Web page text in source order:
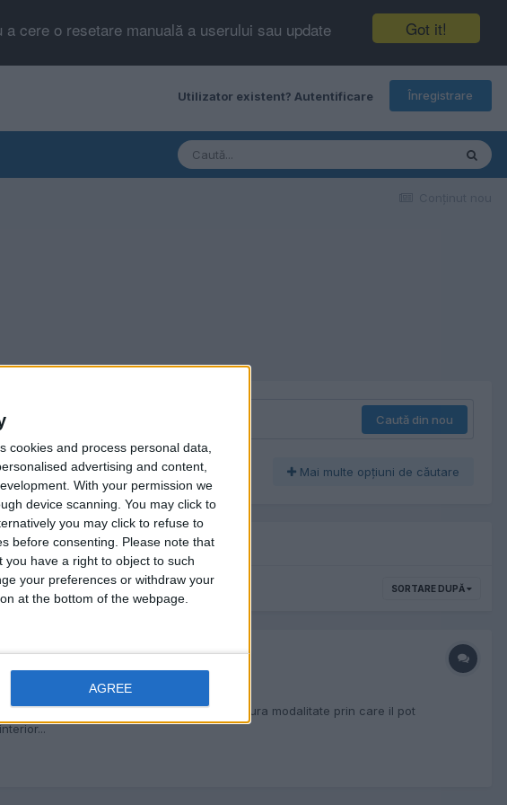
Got it!
cere o resetare manuală a userului sau update
cookies and process personal data,
advertising and content,
With your permission we
device scanning. You may click to
you may click to refuse to
before consenting.
Please note that
have a right to object to such
your preferences or withdraw your
at the bottom of the webpage.
AGREE
Utilizator existent? Autentificare Înregistrare
Caută din nou
Mai multe opţiuni de căutare
SORTARE DUPĂ
ramane blocat, ca si cum ar fi inchis. Singura modalitate prin care il pot